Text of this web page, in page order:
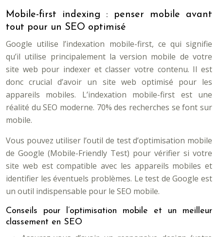
Mobile-first indexing : penser mobile avant
tout pour un SEO optimisé
Google utilise l’indexation mobile-first, ce qui signifie
qu’il utilise principalement la version mobile de votre
site web pour indexer et classer votre contenu. Il est
donc crucial d’avoir un site web optimisé pour les
appareils mobiles. L’indexation mobile-first est une
réalité du SEO moderne. 70% des recherches se font sur
mobile.
Vous pouvez utiliser l’outil de test d’optimisation mobile
de Google (Mobile-Friendly Test) pour vérifier si votre
site web est compatible avec les appareils mobiles et
identifier les éventuels problèmes. Le test de Google est
un outil indispensable pour le SEO mobile.
Conseils pour l’optimisation mobile et un meilleur
classement en SEO